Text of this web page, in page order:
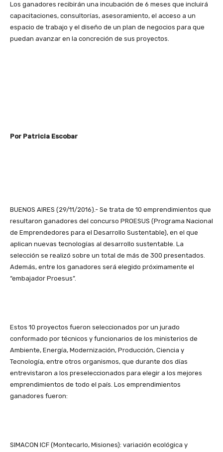
Los ganadores recibirán una incubación de 6 meses que incluirá
capacitaciones, consultorías, asesoramiento, el acceso a un
espacio de trabajo y el diseño de un plan de negocios para que
puedan avanzar en la concreción de sus proyectos.
Por Patricia Escobar
BUENOS AIRES (29/11/2016).- Se trata de 10 emprendimientos que
resultaron ganadores del concurso PROESUS (Programa Nacional
de Emprendedores para el Desarrollo Sustentable), en el que
aplican nuevas tecnologías al desarrollo sustentable. La
selección se realizó sobre un total de más de 300 presentados.
Además, entre los ganadores será elegido próximamente el
“embajador Proesus”.
Estos 10 proyectos fueron seleccionados por un jurado
conformado por técnicos y funcionarios de los ministerios de
Ambiente, Energía, Modernización, Producción, Ciencia y
Tecnología, entre otros organismos, que durante dos días
entrevistaron a los preseleccionados para elegir a los mejores
emprendimientos de todo el país. Los emprendimientos
ganadores fueron:
SIMACON ICF (Montecarlo, Misiones): variación ecológica y